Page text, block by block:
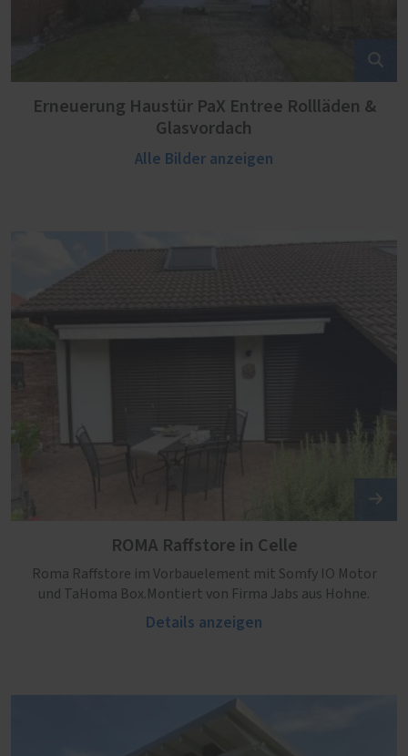
Erneuerung Haustür PaX Entree Rollläden &
Glasvordach
Alle Bilder anzeigen
ROMA Raffstore in Celle
Roma Raffstore im Vorbauelement mit Somfy IO Motor
und TaHoma Box.Montiert von Firma Jabs aus Hohne.
Details anzeigen